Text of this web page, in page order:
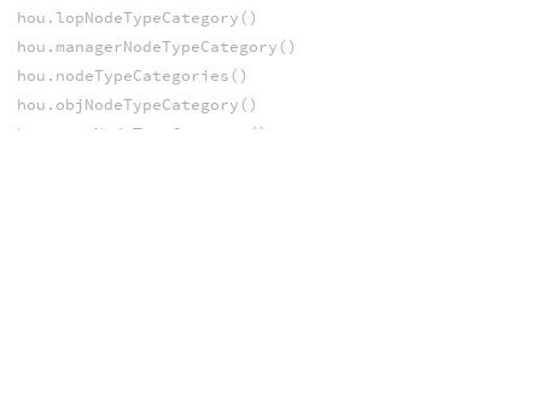
hou.lopNodeTypeCategory()
hou.managerNodeTypeCategory()
hou.nodeTypeCategories()
hou.objNodeTypeCategory()
hou.rootNodeTypeCategory()